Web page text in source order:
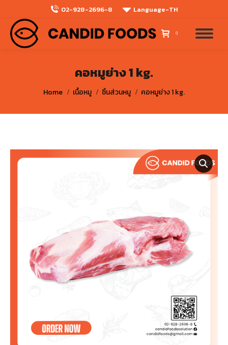
02-928-2696-8 Language-TH
0
คอหมูย่าง 1 kg.
You are here:
Home เนื้อหมู ชิ้นส่วนหมู คอหมูย่าง 1 kg.